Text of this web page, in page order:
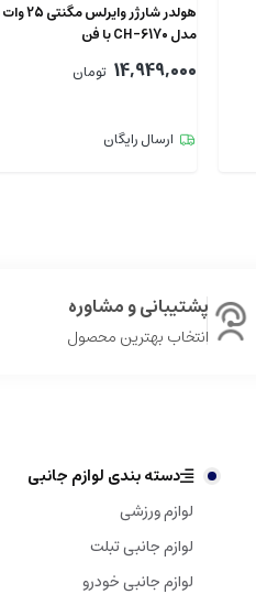
مدل CH-6170 با فن
14,949,000 تومان
ارسال رایگان
پشتیبانی و مشاوره
انتخاب بهترین محصول
دسته بندی لوازم جانبی
لوازم ورزشی
لوازم جانبی تبلت
لوازم جانبی خودرو